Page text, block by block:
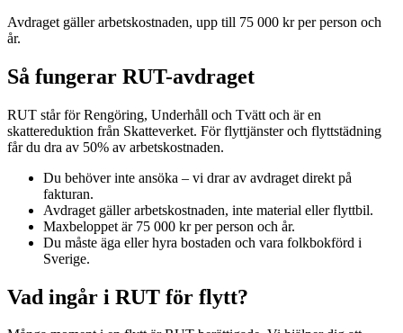
Avdraget gäller arbetskostnaden, upp till 75 000 kr per person och
år.
Så fungerar RUT-avdraget
RUT står för Rengöring, Underhåll och Tvätt och är en
skattereduktion från Skatteverket. För flyttjänster och flyttstädning
får du dra av 50% av arbetskostnaden.
Du behöver inte ansöka – vi drar av avdraget direkt på
fakturan.
Avdraget gäller arbetskostnaden, inte material eller flyttbil.
Maxbeloppet är 75 000 kr per person och år.
Du måste äga eller hyra bostaden och vara folkbokförd i
Sverige.
Vad ingår i RUT för flytt?